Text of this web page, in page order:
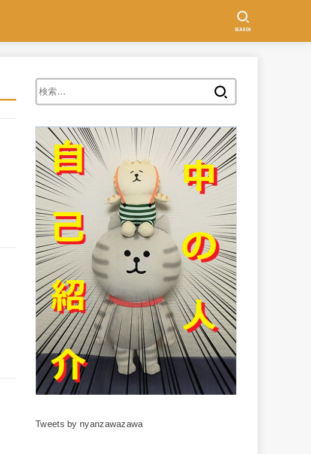
SEARCH
Tweets by nyanzawazawa